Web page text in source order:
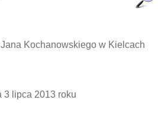
Kochanowskiego w Kielcach
3 lipca 2013 roku